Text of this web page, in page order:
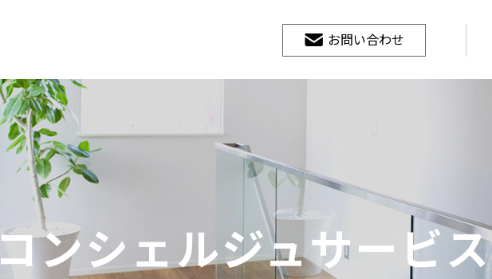
お問い合わせ
コンシェルジュサービス